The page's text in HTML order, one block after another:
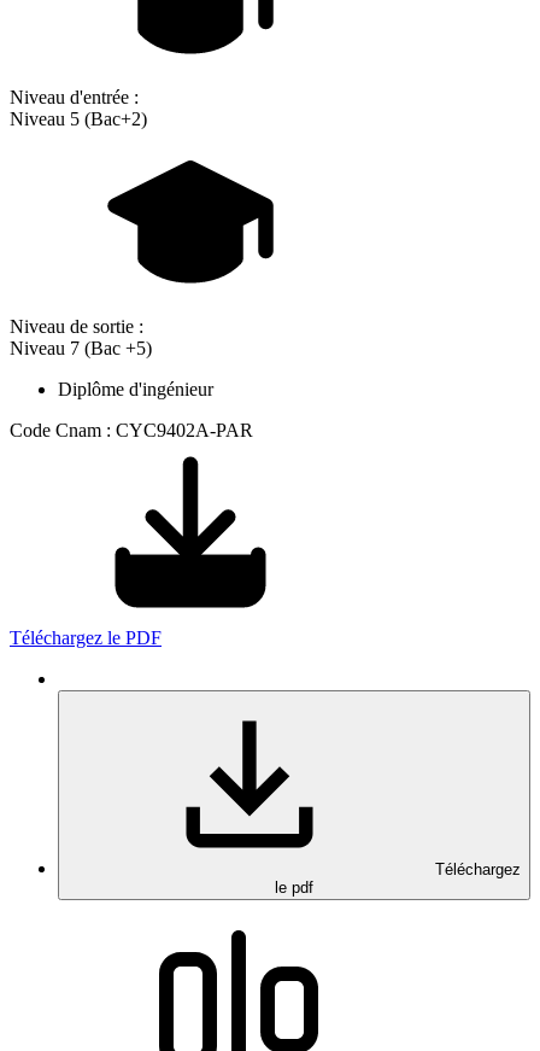
Niveau d'entrée :
Niveau 5 (Bac+2)
Niveau de sortie :
Niveau 7 (Bac +5)
Diplôme d'ingénieur
Code Cnam : CYC9402A-PAR
Téléchargez le PDF
Téléchargez
le pdf